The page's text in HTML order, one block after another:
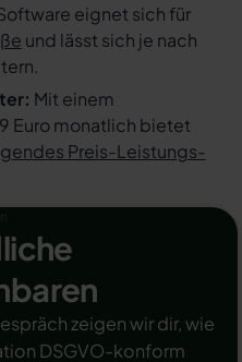
eignet sich für
und lässt sich je nach
Mit einem
Euro monatlich bietet
Preis-Leistungs-
zeigen wir dir, wie
DSGVO-konform